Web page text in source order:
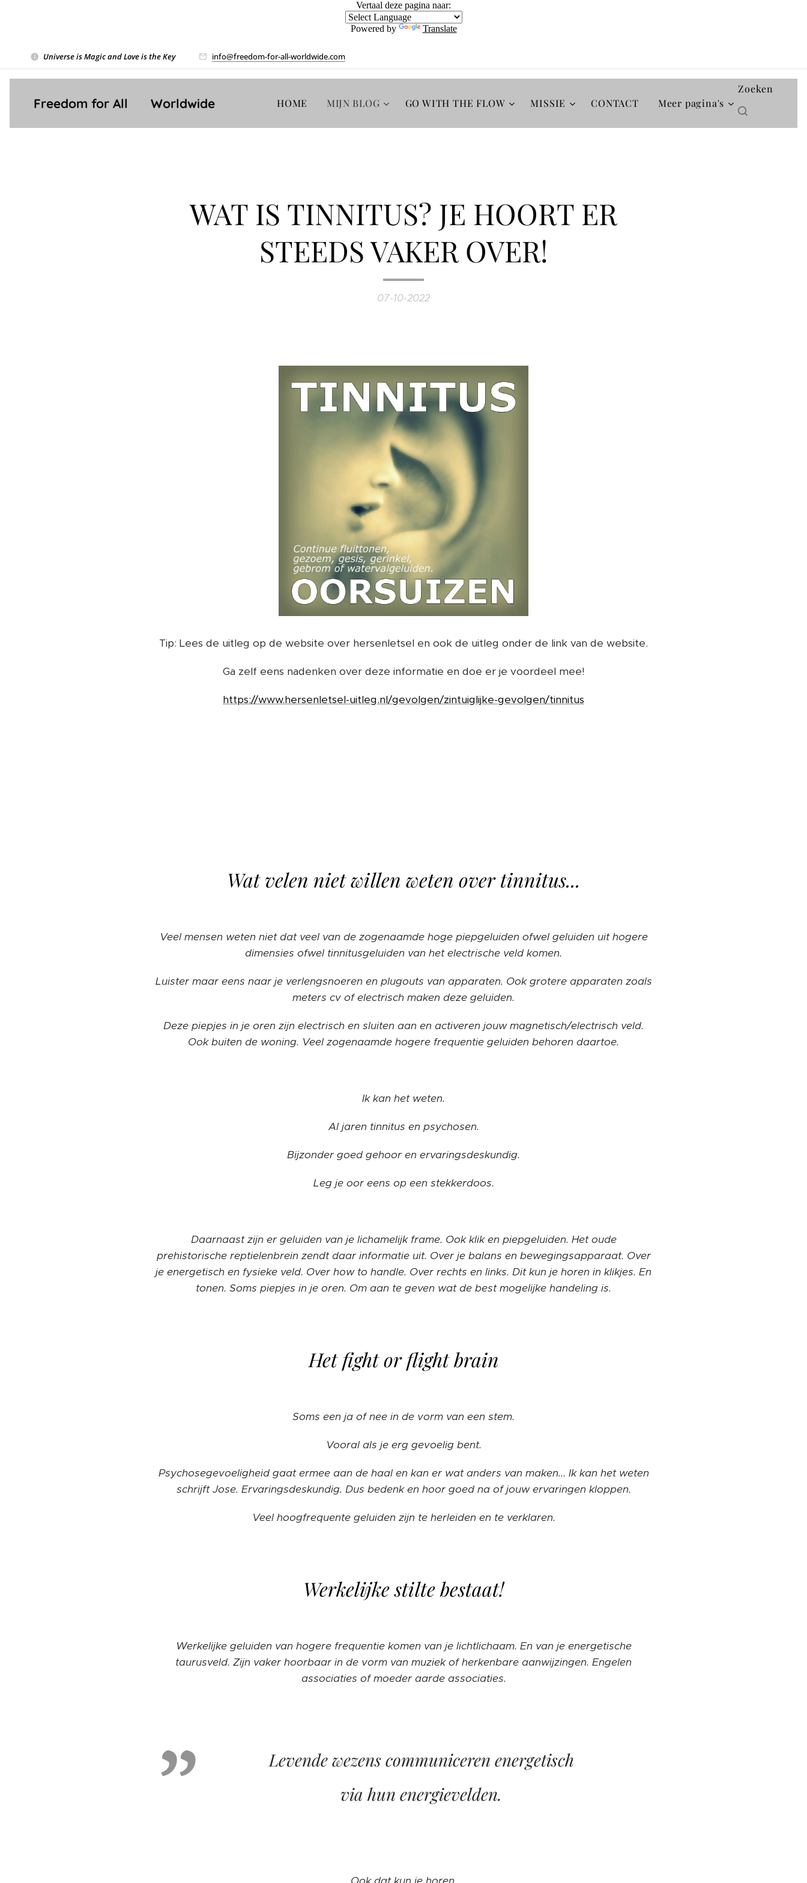
Vertaal deze pagina naar:
Powered by Translate
Universe is Magic and Love is the Key❤️ info@freedom-for-all-worldwide.com
Freedom for All ❤️ Worldwide HOME MIJN BLOG GO WITH THE FLOW MISSIE CONTACT Meer pagina's
Zoeken
WAT IS TINNITUS? JE HOORT ER
STEEDS VAKER OVER!
07-10-2022
Tip: Lees de uitleg op de website over hersenletsel en ook de uitleg onder de link van de website.
Ga zelf eens nadenken over deze informatie en doe er je voordeel mee!
https://www.hersenletsel-uitleg.nl/gevolgen/zintuiglijke-gevolgen/tinnitus
Wat velen niet willen weten over tinnitus...
Veel mensen weten niet dat veel van de zogenaamde hoge piepgeluiden ofwel geluiden uit hogere
dimensies ofwel tinnitusgeluiden van het electrische veld komen.
Luister maar eens naar je verlengsnoeren en plugouts van apparaten. Ook grotere apparaten zoals
meters cv of electrisch maken deze geluiden.
Deze piepjes in je oren zijn electrisch en sluiten aan en activeren jouw magnetisch/electrisch veld.
Ook buiten de woning. Veel zogenaamde hogere frequentie geluiden behoren daartoe.
Ik kan het weten.
Al jaren tinnitus en psychosen.
Bijzonder goed gehoor en ervaringsdeskundig.
Leg je oor eens op een stekkerdoos.
Daarnaast zijn er geluiden van je lichamelijk frame. Ook klik en piepgeluiden. Het oude
prehistorische reptielenbrein zendt daar informatie uit. Over je balans en bewegingsapparaat. Over
je energetisch en fysieke veld. Over how to handle. Over rechts en links. Dit kun je horen in klikjes. En
tonen. Soms piepjes in je oren. Om aan te geven wat de best mogelijke handeling is.
Het fight or flight brain
Soms een ja of nee in de vorm van een stem.
Vooral als je erg gevoelig bent.
Psychosegevoeligheid gaat ermee aan de haal en kan er wat anders van maken... Ik kan het weten
schrijft Jose. Ervaringsdeskundig. Dus bedenk en hoor goed na of jouw ervaringen kloppen.
Veel hoogfrequente geluiden zijn te herleiden en te verklaren.
Werkelijke stilte bestaat!
Werkelijke geluiden van hogere frequentie komen van je lichtlichaam. En van je energetische
taurusveld. Zijn vaker hoorbaar in de vorm van muziek of herkenbare aanwijzingen. Engelen
associaties of moeder aarde associaties.
Levende wezens communiceren energetisch
via hun energievelden.
Ook dat kun je horen.